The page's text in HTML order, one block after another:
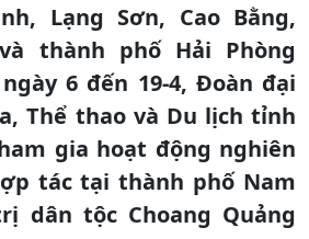
Lạng Sơn, Cao Bằng,
thành phố Hải Phòng
6 đến 19-4, Đoàn đại
Thể thao và Du lịch tỉnh
gia hoạt động nghiên
tác tại thành phố Nam
dân tộc Choang Quảng